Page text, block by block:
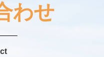
わせ